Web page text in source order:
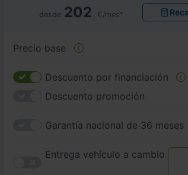
desde 202 €/mes*
Precio base
Descuento por financiación
Descuento promoción
Garantía nacional de 36 meses
Entrega vehículo a cambio